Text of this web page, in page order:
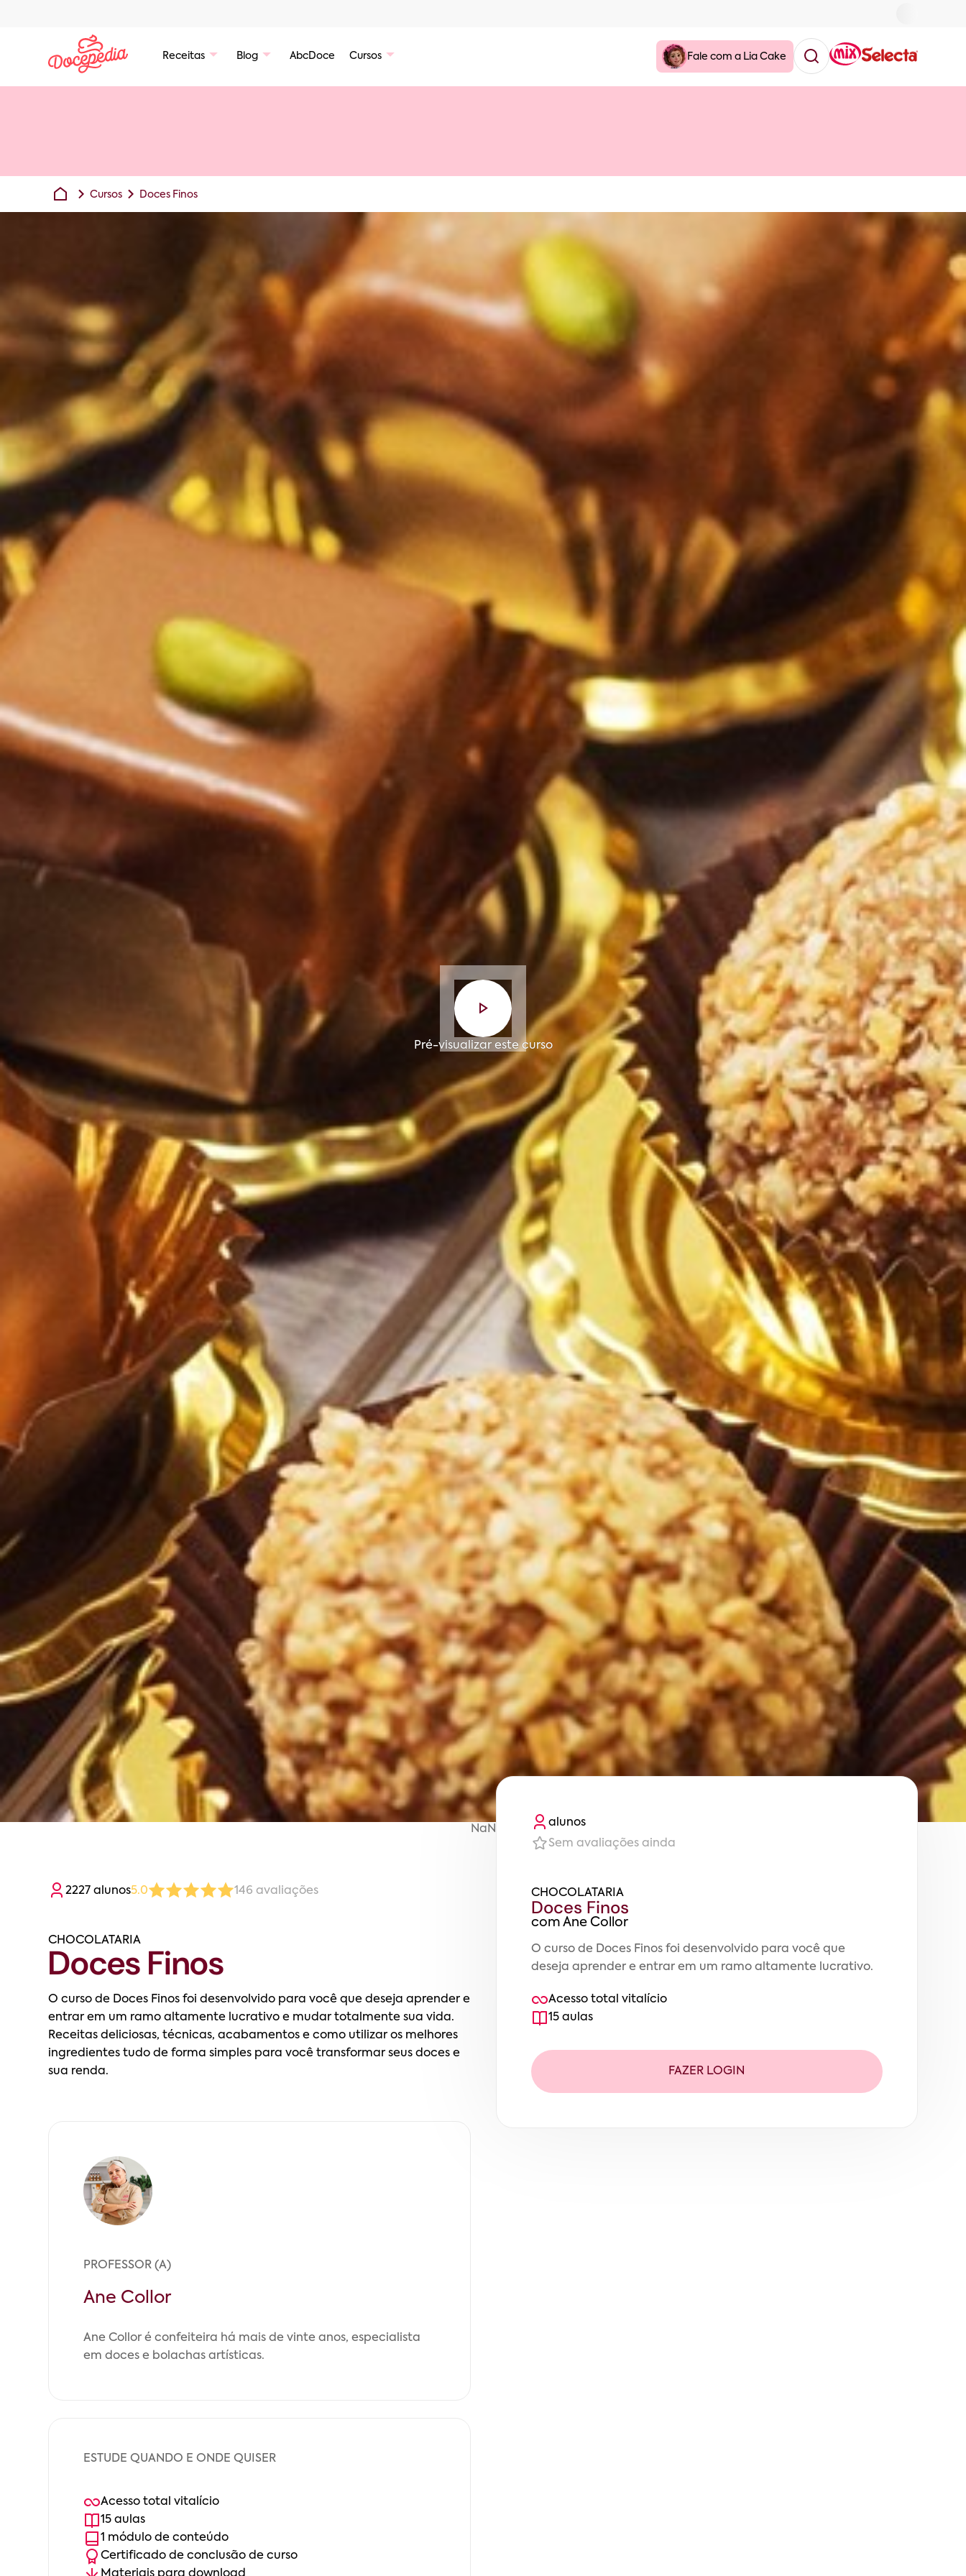
Receitas Blog AbcDoce Cursos Fale com a Lia Cake
Cursos Doces Finos
Pré-visualizar este curso
2227 alunos5.0 146 avaliações
CHOCOLATARIA
Doces Finos
O curso de Doces Finos foi desenvolvido para você que deseja aprender e
entrar em um ramo altamente lucrativo e mudar totalmente sua vida.
Receitas deliciosas, técnicas, acabamentos e como utilizar os melhores
ingredientes tudo de forma simples para você transformar seus doces e
sua renda.
PROFESSOR (A)
Ane Collor
Ane Collor é confeiteira há mais de vinte anos, especialista
em doces e bolachas artísticas.
ESTUDE QUANDO E ONDE QUISER
Acesso total vitalício
15 aulas
1 módulo de conteúdo
Certificado de conclusão de curso
NaN
alunos
Sem avaliações ainda
CHOCOLATARIA
Doces Finos
com Ane Collor
O curso de Doces Finos foi desenvolvido para você que
deseja aprender e entrar em um ramo altamente lucrativo.
Acesso total vitalício
15aulas
FAZER LOGIN